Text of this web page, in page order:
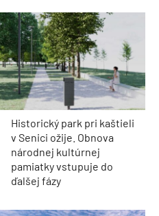
Historický park pri kaštieli
v Senici ožije. Obnova
národnej kultúrnej
pamiatky vstupuje do
ďalšej fázy